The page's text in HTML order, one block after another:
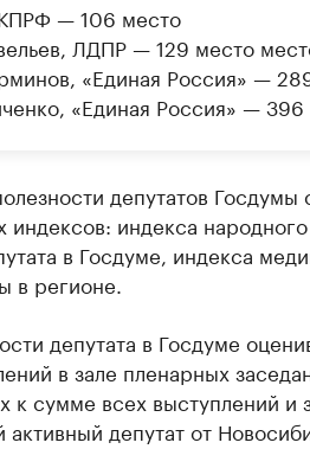
— 106 место
ЛДПР — 129 место
«Единая Россия» —
«Единая Россия» —
депутатов Госдумы
индексов: индекса
в Госдуме, индекса
в регионе.
депутата в Госдуме
в зале пленарных
к сумме всех выступлений и
депутат от